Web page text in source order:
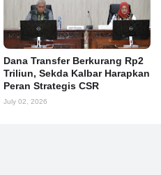
Dana Transfer Berkurang Rp2
Triliun, Sekda Kalbar Harapkan
Peran Strategis CSR
July 02, 2026